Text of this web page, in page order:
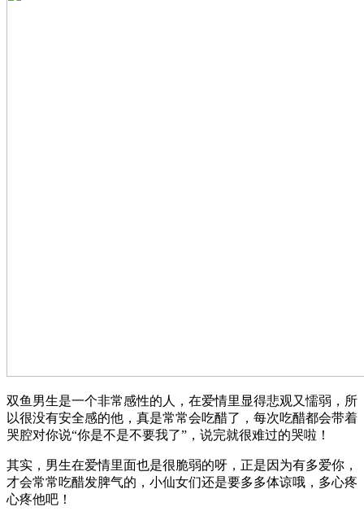
双鱼男生是一个非常感性的人，在爱情里显得悲观又懦弱，所
以很没有安全感的他，真是常常会吃醋了，每次吃醋都会带着
哭腔对你说“你是不是不要我了”，说完就很难过的哭啦！
其实，男生在爱情里面也是很脆弱的呀，正是因为有多爱你，
才会常常吃醋发脾气的，小仙女们还是要多多体谅哦，多心疼
心疼他吧！